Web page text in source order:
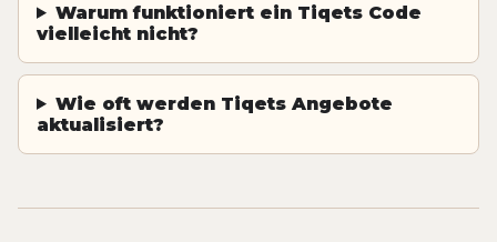
Warum funktioniert ein Tiqets Code
vielleicht nicht?
Wie oft werden Tiqets Angebote
aktualisiert?